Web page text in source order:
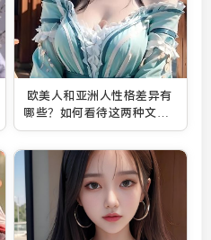
欧美人和亚洲人性格差异有
哪些？如何看待这两种文化
的不同影响？